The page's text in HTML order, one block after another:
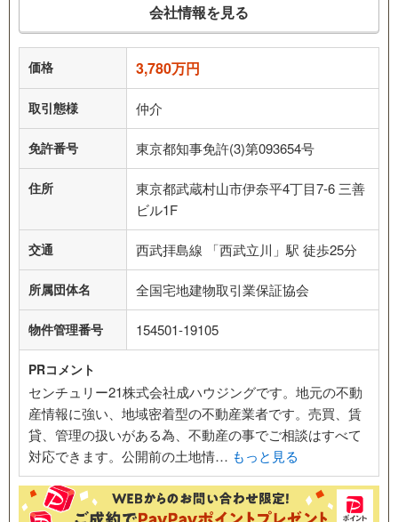
会社情報を見る
価格 3,780万円
取引態様 仲介
免許番号 東京都知事免許(3)第093654号
住所
東京都武蔵村山市伊奈平4丁目7-6 三善
ビル1F
交通 西武拝島線 「西武立川」駅 徒歩25分
所属団体名 全国宅地建物取引業保証協会
物件管理番号 154501-19105
PRコメント
センチュリー21株式会社成ハウジングです。地元の不動
産情報に強い、地域密着型の不動産業者です。売買、賃
貸、管理の扱いがある為、不動産の事でご相談はすべて
対応できます。公開前の土地情… もっと見る